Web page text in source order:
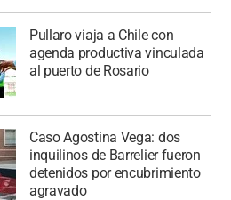
Pullaro viaja a Chile con
agenda productiva vinculada
al puerto de Rosario
Caso Agostina Vega: dos
inquilinos de Barrelier fueron
detenidos por encubrimiento
agravado